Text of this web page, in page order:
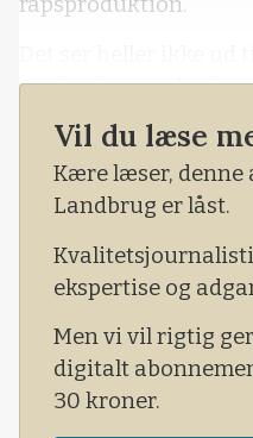
produktionsår for
Vil du læse
Kære læser,
Landbrug er låst.
ekspertise og
Men vi vil rigtig
digitalt
30 kroner.